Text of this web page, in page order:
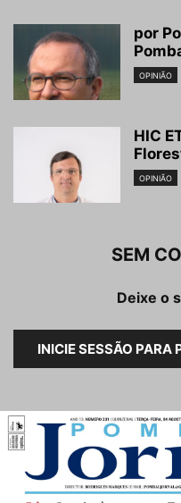
por
OPINIÃO
HIC
OPINIÃO
SEM
Deixe o
INICIE SESSÃO PARA